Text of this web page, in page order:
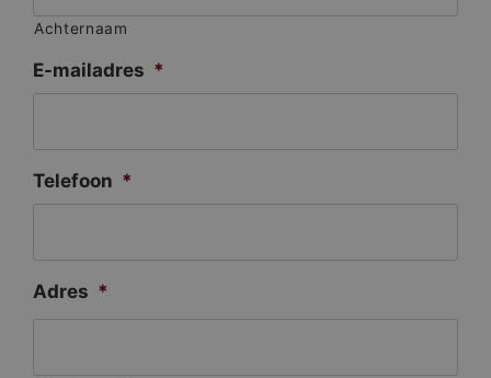
Achternaam
E-mailadres *
Telefoon *
Adres *